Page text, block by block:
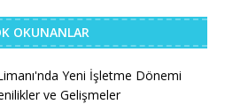
OKUNANLAR
Yeni İşletme Dönemi
ve Gelişmeler